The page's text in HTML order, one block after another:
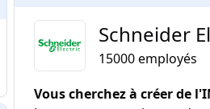
Schneider
15000employés
Vous cherchez à créer de